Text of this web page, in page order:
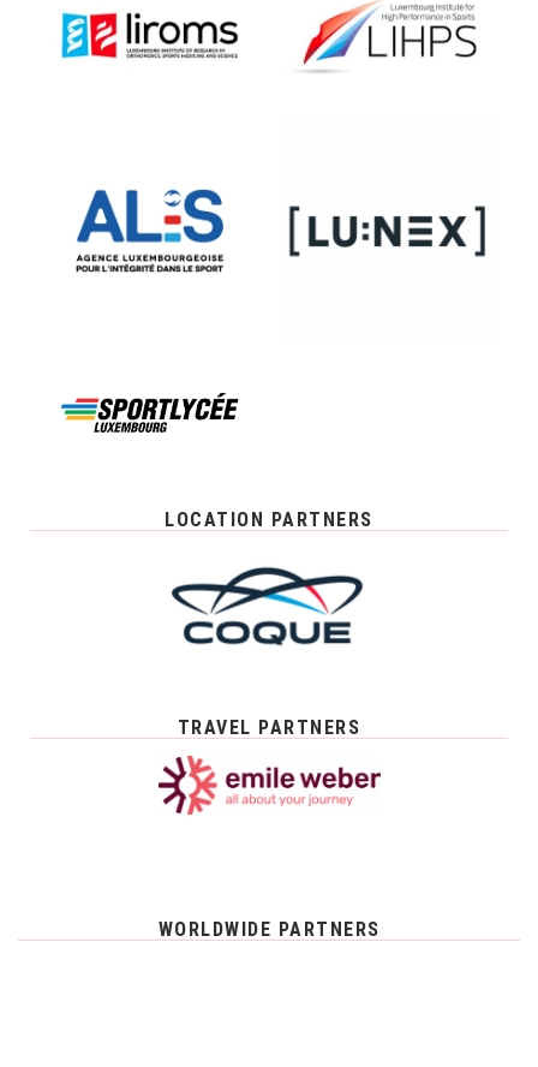
LOCATION PARTNERS
TRAVEL PARTNERS
WORLDWIDE PARTNERS